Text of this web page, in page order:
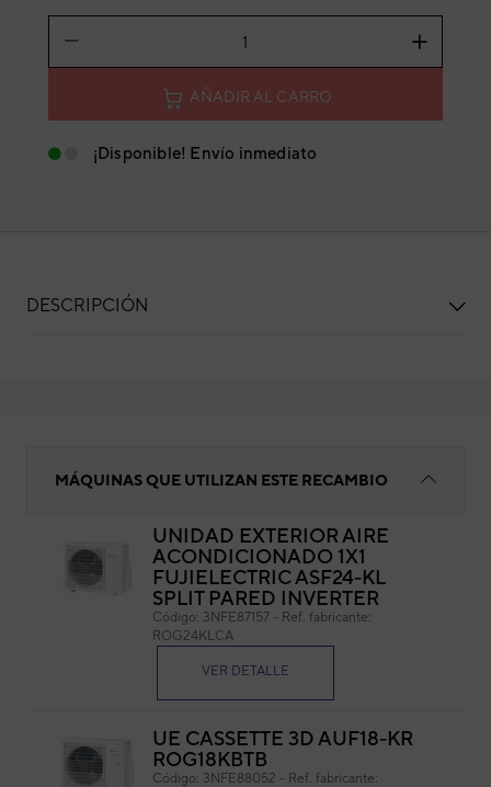
AÑADIR AL CARRO
¡Disponible! Envío inmediato
DESCRIPCIÓN
MÁQUINAS QUE UTILIZAN ESTE RECAMBIO
UNIDAD EXTERIOR AIRE
ACONDICIONADO 1X1
FUJIELECTRIC ASF24-KL
SPLIT PARED INVERTER
Código: 3NFE87157 - Ref. fabricante:
ROG24KLCA
VER DETALLE
UE CASSETTE 3D AUF18-KR
ROG18KBTB
Código: 3NFE88052 - Ref. fabricante: